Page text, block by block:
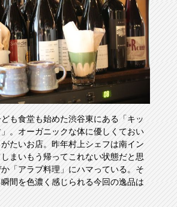
も食堂も始めた渋谷東にある「キッ
。オーガニックな体に優しくておい
たいお店。昨年村上シェフは南イン
まいもう帰ってこれない状態だと思
「アラブ料理」にハマっている。そ
間を色濃く感じられる今回の逸品は